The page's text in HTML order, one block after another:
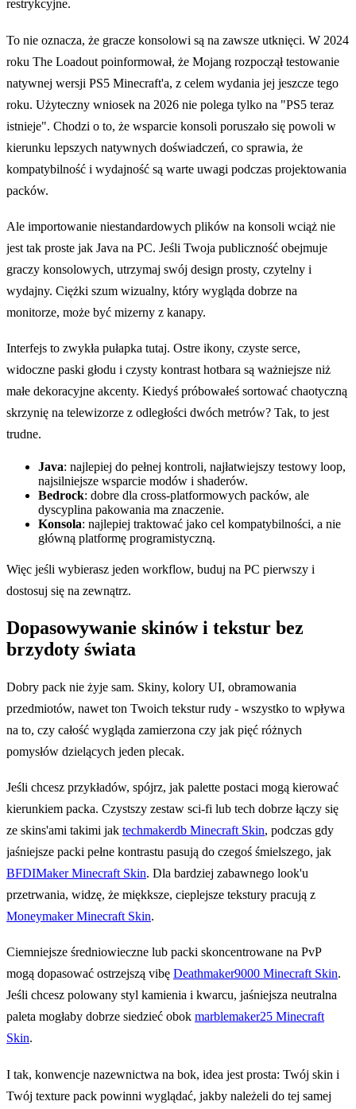
restrykcyjne.
To nie oznacza, że gracze konsolowi są na zawsze utknięci. W 2024
roku The Loadout poinformował, że Mojang rozpoczął testowanie
natywnej wersji PS5 Minecraft'a, z celem wydania jej jeszcze tego
roku. Użyteczny wniosek na 2026 nie polega tylko na "PS5 teraz
istnieje". Chodzi o to, że wsparcie konsoli poruszało się powoli w
kierunku lepszych natywnych doświadczeń, co sprawia, że
kompatybilność i wydajność są warte uwagi podczas projektowania
packów.
Ale importowanie niestandardowych plików na konsoli wciąż nie
jest tak proste jak Java na PC. Jeśli Twoja publiczność obejmuje
graczy konsolowych, utrzymaj swój design prosty, czytelny i
wydajny. Ciężki szum wizualny, który wygląda dobrze na
monitorze, może być mizerny z kanapy.
Interfejs to zwykła pułapka tutaj. Ostre ikony, czyste serce,
widoczne paski głodu i czysty kontrast hotbara są ważniejsze niż
małe dekoracyjne akcenty. Kiedyś próbowałeś sortować chaotyczną
skrzynię na telewizorze z odległości dwóch metrów? Tak, to jest
trudne.
Java: najlepiej do pełnej kontroli, najłatwiejszy testowy loop,
najsilniejsze wsparcie modów i shaderów.
Bedrock: dobre dla cross-platformowych packów, ale
dyscyplina pakowania ma znaczenie.
Konsola: najlepiej traktować jako cel kompatybilności, a nie
główną platformę programistyczną.
Więc jeśli wybierasz jeden workflow, buduj na PC pierwszy i
dostosuj się na zewnątrz.
Dopasowywanie skinów i tekstur bez
brzydoty świata
Dobry pack nie żyje sam. Skiny, kolory UI, obramowania
przedmiotów, nawet ton Twoich tekstur rudy - wszystko to wpływa
na to, czy całość wygląda zamierzona czy jak pięć różnych
pomysłów dzielących jeden plecak.
Jeśli chcesz przykładów, spójrz, jak palette postaci mogą kierować
kierunkiem packa. Czystszy zestaw sci-fi lub tech dobrze łączy się
ze skins'ami takimi jak techmakerdb Minecraft Skin, podczas gdy
jaśniejsze packi pełne kontrastu pasują do czegoś śmielszego, jak
BFDIMaker Minecraft Skin. Dla bardziej zabawnego look'u
przetrwania, widzę, że miękksze, cieplejsze tekstury pracują z
Moneymaker Minecraft Skin.
Ciemniejsze średniowieczne lub packi skoncentrowane na PvP
mogą dopasować ostrzejszą vibę Deathmaker9000 Minecraft Skin.
Jeśli chcesz polowany styl kamienia i kwarcu, jaśniejsza neutralna
paleta mogłaby dobrze siedzieć obok marblemaker25 Minecraft
Skin.
I tak, konwencje nazewnictwa na bok, idea jest prosta: Twój skin i
Twój texture pack powinni wyglądać, jakby należeli do tej samej